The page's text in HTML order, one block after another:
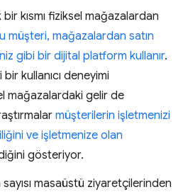
bir kısmı fiziksel mağazalardan
müşteri, mağazalardan satın
gibi bir dijital platform kullanır.
kullanıcı deneyimi
mağazalardaki gelir de
müşterilerin işletmenizi
ve işletmenize olan
gösteriyor.
masaüstü ziyaretçilerinden